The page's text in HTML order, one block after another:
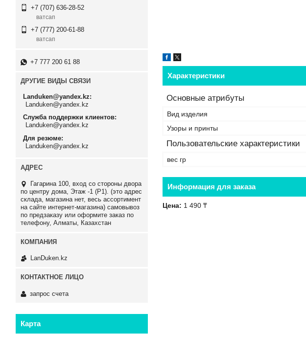
Характеристики
Основные атрибуты
Вид изделия
Узоры и принты
Пользовательские характеристики
вес гр
Информация для заказа
Цена: 1 490 ₸
+7 (707) 636-28-52
ватсап
+7 (777) 200-61-88
ватсап
+7 777 200 61 88
ДРУГИЕ ВИДЫ СВЯЗИ
Landuken@yandex.kz
Landuken@yandex.kz
Служба поддержки клиентов
Landuken@yandex.kz
Для резюме
Landuken@yandex.kz
Гагарина 100, вход со стороны двора
по центру дома, Этаж -1 (P1). (это адрес
склада, магазина нет, весь ассортимент
на сайте интернет-магазина) самовывоз
по предзаказу или оформите заказ по
телефону, Алматы, Казахстан
LanDuken.kz
запрос счета
Карта